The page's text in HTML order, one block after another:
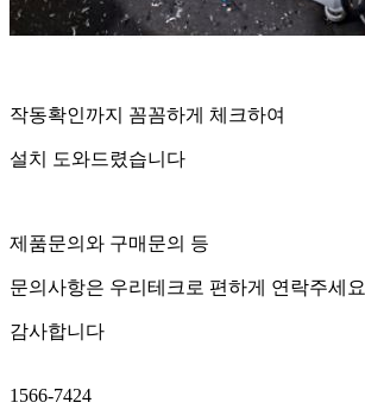
작동확인까지 꼼꼼하게 체크하여
설치 도와드렸습니다
제품문의와 구매문의 등
문의사항은 우리테크로 편하게 연락주세요
감사합니다
1566-7424